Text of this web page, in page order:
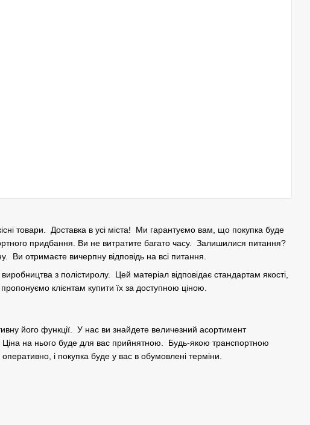
товари. Доставка в усі міста! Ми гарантуємо вам, що покупка буде
придбання. Ви не витратите багато часу. Залишилися питання?
отримаєте вичерпну відповідь на всі питання.
з полістиролу. Цей матеріал відповідає стандартам якості,
клієнтам купити їх за доступною ціною.
його функції. У нас ви знайдете величезний асортимент
на нього буде для вас прийнятною. Будь-якою транспортною
і покупка буде у вас в обумовлені терміни.